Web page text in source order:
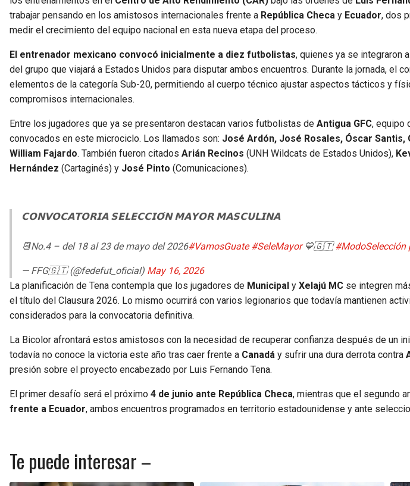
trabajar pensando en los amistosos internacionales frente a República Checa y Ecuador, dos
medir el crecimiento del equipo nacional en esta nueva etapa del proceso.
El entrenador mexicano convocó inicialmente a diez futbolistas, quienes ya se integraron
del grupo que viajará a Estados Unidos para disputar ambos encuentros. Durante la jornada, el
elementos de la categoría Sub-20, permitiendo al cuerpo técnico ajustar aspectos tácticos y
compromisos internacionales.
Entre los jugadores que ya se presentaron destacan varios futbolistas de Antigua GFC, equipo
convocados en este microciclo. Los llamados son: José Ardón, José Rosales, Óscar
William Fajardo. También fueron citados Arián Recinos (UNH Wildcats de Estados Unidos),
Hernández (Cartaginés) y José Pinto (Comunicaciones).
𝗖𝗢𝗡𝗩𝗢𝗖𝗔𝗧𝗢𝗥𝗜𝗔 𝗦𝗘𝗟𝗘𝗖𝗖𝗜𝗢́𝗡 𝗠𝗔𝗬𝗢𝗥 𝗠𝗔𝗦𝗖𝗨𝗟𝗜𝗡𝗔
📆No.4 – del 18 al 23 de mayo del 2026#VamosGuate #SeleMayor💙🇬🇹#ModoSelección
— FFG🇬🇹 (@fedefut_oficial) May 16, 2026
La planificación de Tena contempla que los jugadores de Municipal y Xelajú MC se integren
el título del Clausura 2026. Lo mismo ocurrirá con varios legionarios que todavía mantienen
considerados para la convocatoria definitiva.
La Bicolor afrontará estos amistosos con la necesidad de recuperar confianza después de un
todavía no conoce la victoria este año tras caer frente a Canadá y sufrir una dura derrota contra
presión sobre el proyecto encabezado por Luis Fernando Tena.
El primer desafío será el próximo 4 de junio ante República Checa, mientras que el segundo
frente a Ecuador, ambos encuentros programados en territorio estadounidense y ante
Te puede interesar –